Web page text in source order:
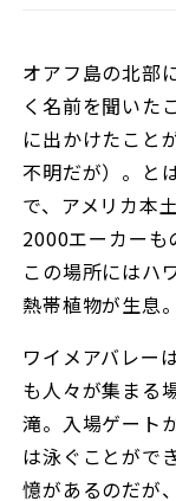
オアフ島の北部
く名前を聞いた
に出かけたこと
不明だが）。と
で、アメリカ本
2000エーカーも
この場所にはハ
熱帯植物が生息。
ワイメアバレー
も人々が集まる
滝。入場ゲート
は泳ぐことがで
憶があるのだが